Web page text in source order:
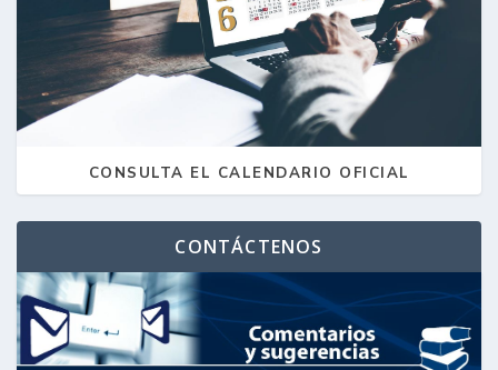
CONSULTA EL CALENDARIO OFICIAL
CONTÁCTENOS